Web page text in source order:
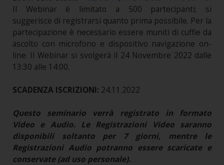
Il Webinar è limitato a 500 partecipanti; si
suggerisce di registrarsi quanto prima possibile. Per la
partecipazione è necessario essere muniti di cuffie da
ascolto con microfono e dispositivo navigazione on-
line. Il Webinar si svolgerà il 24 Novembre 2022 dalle
13:30 alle 14:00.
SCADENZA ISCRIZIONI: 24.11.2022
Questo seminario verrà registrato in formato
Video e Audio. Le Registrazioni Video saranno
disponibili soltanto per 7 giorni, mentre le
Registrazioni Audio potranno essere scaricate e
conservate (ad uso personale).